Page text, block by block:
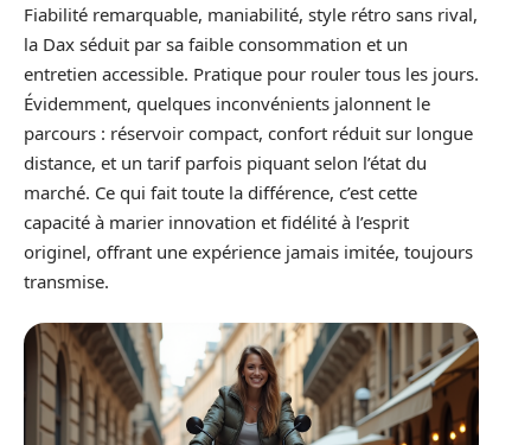
Fiabilité remarquable, maniabilité, style rétro sans rival,
la Dax séduit par sa faible consommation et un
entretien accessible. Pratique pour rouler tous les jours.
Évidemment, quelques inconvénients jalonnent le
parcours : réservoir compact, confort réduit sur longue
distance, et un tarif parfois piquant selon l’état du
marché. Ce qui fait toute la différence, c’est cette
capacité à marier innovation et fidélité à l’esprit
originel, offrant une expérience jamais imitée, toujours
transmise.